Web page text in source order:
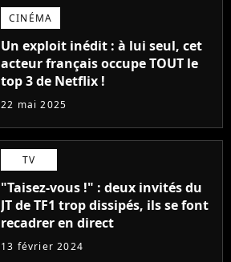
CINÉMA
Un exploit inédit : à lui seul, cet
acteur français occupe TOUT le
top 3 de Netflix !
22 mai 2025
TV
"Taisez-vous !" : deux invités du
JT de TF1 trop dissipés, ils se font
recadrer en direct
13 février 2024